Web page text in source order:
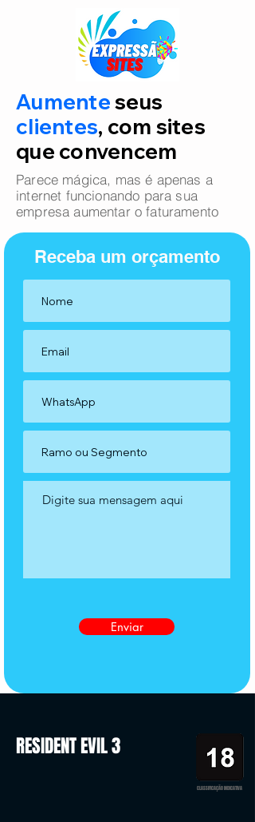
Aumenteseus
clientes, com sites
que convencem
Parece mágica, mas é apenas a
internet funcionando para sua
empresa aumentar o faturamento
Receba um orçamento
Enviar
RESIDENT EVIL 3
CLASSIFICAÇÃO INDICATIVA